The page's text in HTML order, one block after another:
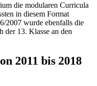
die modularen Curricula
in diesem Format
2007 wurde ebenfalls die
der 13. Klasse an den
2011 bis 2018